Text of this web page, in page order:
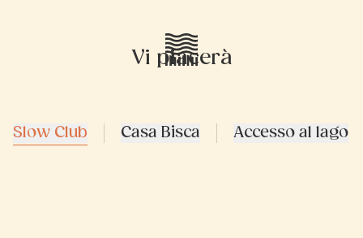
Vi piacerà
Slow Club Casa Bisca Accesso al lago